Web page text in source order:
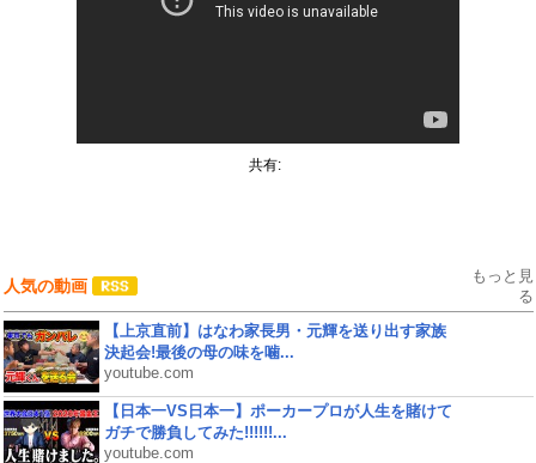
共有:
人気の動画
もっと見
る
【上京直前】はなわ家長男・元輝を送り出す家族
決起会!最後の母の味を噛...
youtube.com
【日本一VS日本一】ポーカープロが人生を賭けて
ガチで勝負してみた!!!!!!...
youtube.com